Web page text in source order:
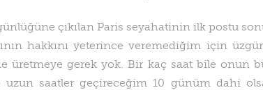
çıkılan Paris seyahatinin ilk postu
hakkını yeterince veremediğim için
üretmeye gerek yok. Bir kaç saat bile onun
uzun saatler geçireceğim 10 günüm dahi